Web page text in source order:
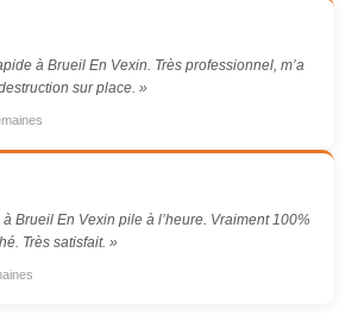
à Brueil En Vexin. Très professionnel, m’a
sur place. »
Brueil En Vexin pile à l’heure. Vraiment 100%
Très satisfait. »